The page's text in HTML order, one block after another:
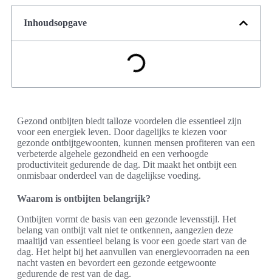
Inhoudsopgave
Gezond ontbijten biedt talloze voordelen die essentieel zijn
voor een energiek leven. Door dagelijks te kiezen voor
gezonde ontbijtgewoonten, kunnen mensen profiteren van een
verbeterde algehele gezondheid en een verhoogde
productiviteit gedurende de dag. Dit maakt het ontbijt een
onmisbaar onderdeel van de dagelijkse voeding.
Waarom is ontbijten belangrijk?
Ontbijten vormt de basis van een gezonde levensstijl. Het
belang van ontbijt valt niet te ontkennen, aangezien deze
maaltijd van essentieel belang is voor een goede start van de
dag. Het helpt bij het aanvullen van energievoorraden na een
nacht vasten en bevordert een gezonde eetgewoonte
gedurende de rest van de dag.